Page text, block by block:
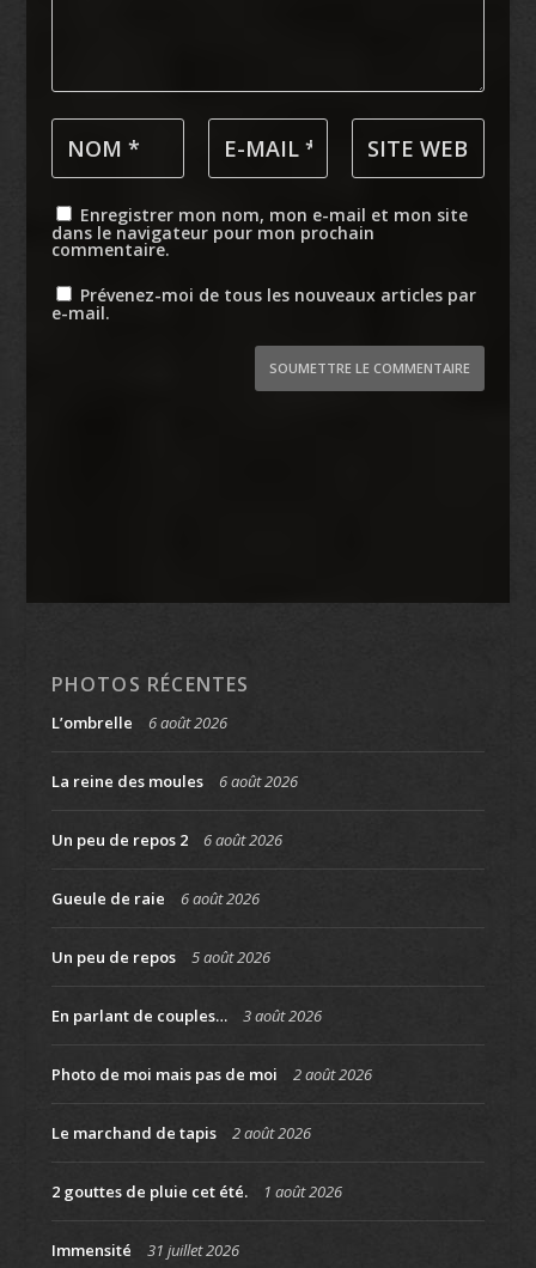
Enregistrer mon nom, mon e-mail et mon site
dans le navigateur pour mon prochain
commentaire.
Prévenez-moi de tous les nouveaux articles par
e-mail.
SOUMETTRE LE COMMENTAIRE
PHOTOS RÉCENTES
L’ombrelle 6 août 2026
La reine des moules 6 août 2026
Un peu de repos 2 6 août 2026
Gueule de raie 6 août 2026
Un peu de repos 5 août 2026
En parlant de couples… 3 août 2026
Photo de moi mais pas de moi 2 août 2026
Le marchand de tapis 2 août 2026
2 gouttes de pluie cet été. 1 août 2026
Immensité 31 juillet 2026